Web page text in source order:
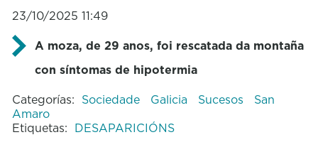
23/10/2025 11:49
A moza, de 29 anos, foi rescatada da montaña
con síntomas de hipotermia
Categorías: Sociedade Galicia Sucesos
San
Amaro
Etiquetas: DESAPARICIÓNS